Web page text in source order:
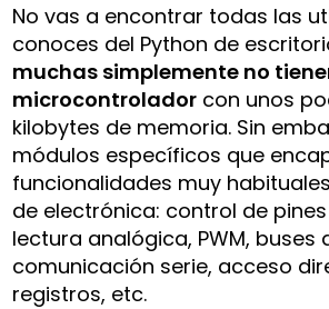
No vas a encontrar todas las
conoces del Python de
muchas simplemente no
microcontrolador con unos
kilobytes de memoria. Sin
módulos específicos que
funcionalidades muy
de electrónica: control de
lectura analógica, PWM, buses
comunicación serie, acceso
registros, etc.